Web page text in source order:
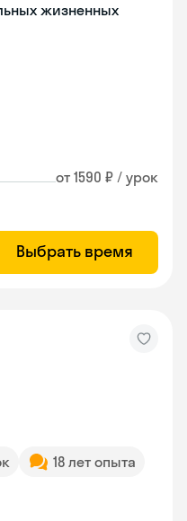
жизненных
от 1590 ₽ / урок
Выбрать время
18 лет опыта